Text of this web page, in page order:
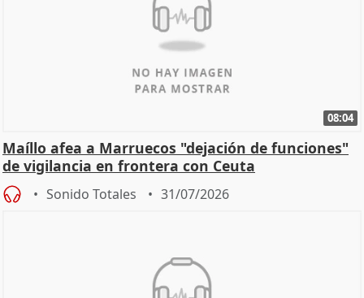
08:04
Maíllo afea a Marruecos "dejación de funciones"
de vigilancia en frontera con Ceuta
Sonido Totales 31/07/2026